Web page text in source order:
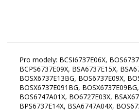
Pro modely: BCSI6737E06X,
BCPS6737E09X, BSA6737E15X,
BOSX6737E13BG, BOS6737E09X,
BOSX6737E091BG,
BOS6747A01X, BO6727E03X,
BPS6737E14X, BSA6747A04X,